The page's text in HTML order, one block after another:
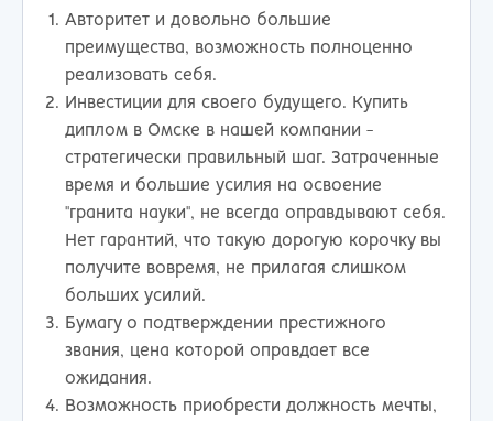
Авторитет и довольно большие
преимущества, возможность полноценно
реализовать себя.
Инвестиции для своего будущего. Купить
диплом в Омске в нашей компании -
стратегически правильный шаг. Затраченные
время и большие усилия на освоение
"гранита науки", не всегда оправдывают себя.
Нет гарантий, что такую дорогую корочку вы
получите вовремя, не прилагая слишком
больших усилий.
Бумагу о подтверждении престижного
звания, цена которой оправдает все
ожидания.
Возможность приобрести должность мечты,